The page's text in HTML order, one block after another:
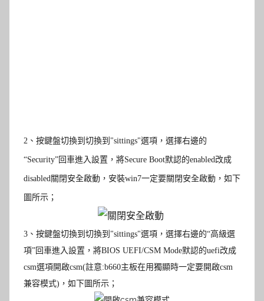
2 、 按鍵盤切換到切換到"sittings"選項，選擇右邊的
“Security”回車進入設置，將Secure Boot默認的enabled改成
disabled關閉安全啟動，安裝win7一定要關閉安全啟動，如下
圖所示；
3 、 按鍵盤切換到切換到"sittings"選項，選擇右邊的“高級選
項”回車進入設置，將BIOS UEFI/CSM Mode默認的uefi改成
csm選項開啟csm(註意:b660主板在用獨顯時一定要開啟csm
兼容模式)，如下圖所示；